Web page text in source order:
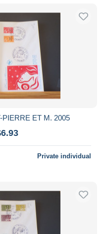
PIERRE ET M. 2005
Private individual